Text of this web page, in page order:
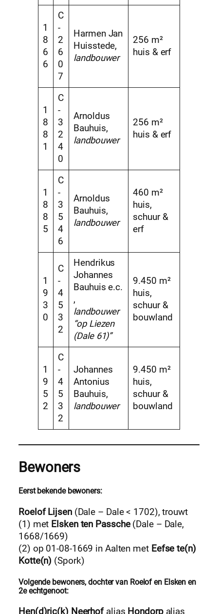
1
8
6
6
C
-
2
6
0
7
Harmen Jan
Huisstede,
landbouwer
256 m²
huis & erf
1
8
8
1
C
-
3
2
4
0
Arnoldus
Bauhuis,
landbouwer
256 m²
huis & erf
1
8
8
5
C
-
3
5
4
6
Arnoldus
Bauhuis,
landbouwer
460 m²
huis,
schuur &
erf
1
9
3
0
C
-
4
5
3
2
Hendrikus
Johannes
Bauhuis e.c.
,
landbouwer
“op Liezen
(Dale 61)”
9.450 m²
huis,
schuur &
bouwland
1
9
5
2
C
-
4
5
3
2
Johannes
Antonius
Bauhuis,
landbouwer
9.450 m²
huis,
schuur &
bouwland
Bewoners
Eerst bekende bewoners:
Roelof Lijsen(Dale – Dale < 1702), trouwt
(1) met Elsken ten Passche(Dale – Dale,
1668/1669)
(2) op 01-08-1669 in Aalten met Eefse te(n)
Kotte(n) (Spork)
Volgende bewoners, dochter van Roelof en Elsken en
2e echtgenoot:
Hen(d)ric(k) Neerhofalias Hondorpalias